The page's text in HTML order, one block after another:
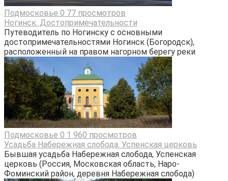
Подмосковье 0 77 просмотров
Ногинск. Достопримечательности
Путеводитель по Ногинску с основными
достопримечательностями Ногинск (Богородск),
расположенный на правом нагорном берегу реки
Подмосковье 0 1 960 просмотров
Усадьба Набережная слобода. Успенская церковь
Бывшая усадьба Набережная слобода, Успенская
церковь (Россия, Московская область, Наро-
Фоминский район, деревня Набережная слобода)